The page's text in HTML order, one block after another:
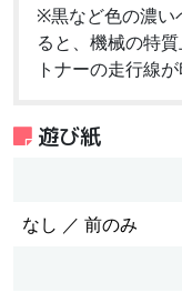
※黒など色の濃い
ると、機械の特
トナーの走行線
遊び紙
なし ／ 前のみ